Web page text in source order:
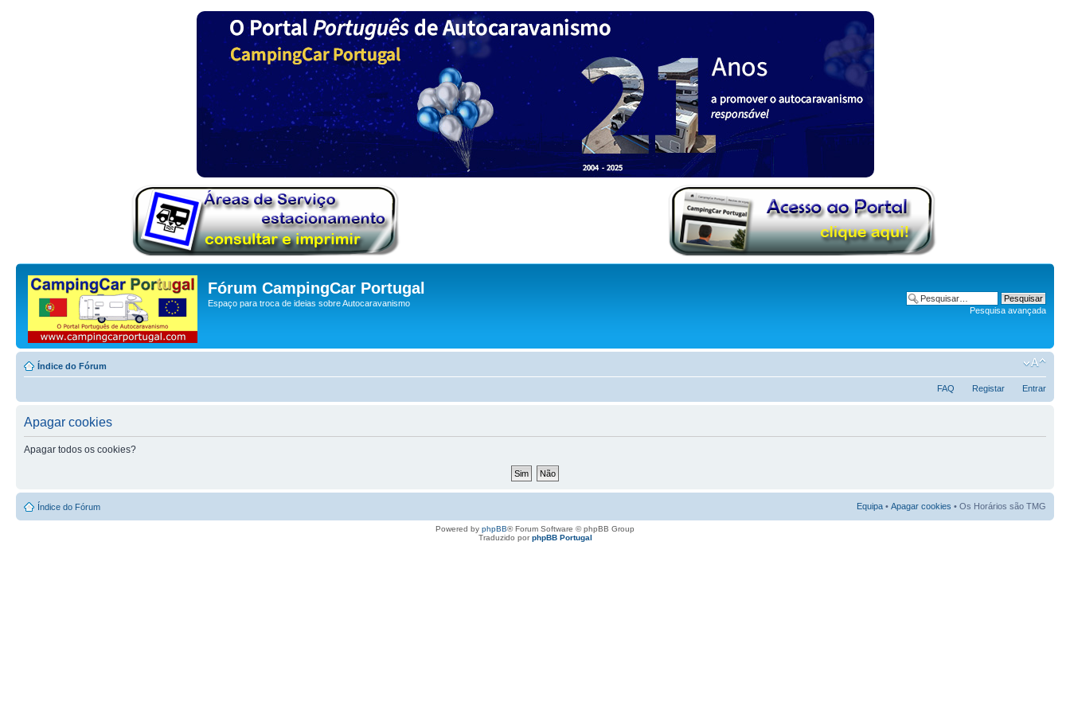
Fórum CampingCar Portugal
Espaço para troca de ideias sobre Autocaravanismo
Pesquisa avançada
Índice do Fórum
FAQ Registar Entrar
Apagar cookies
Apagar todos os cookies?
Índice do Fórum Equipa • Apagar cookies • Os Horários são TMG
Powered by phpBB® Forum Software © phpBB Group
Traduzido porphpBB Portugal